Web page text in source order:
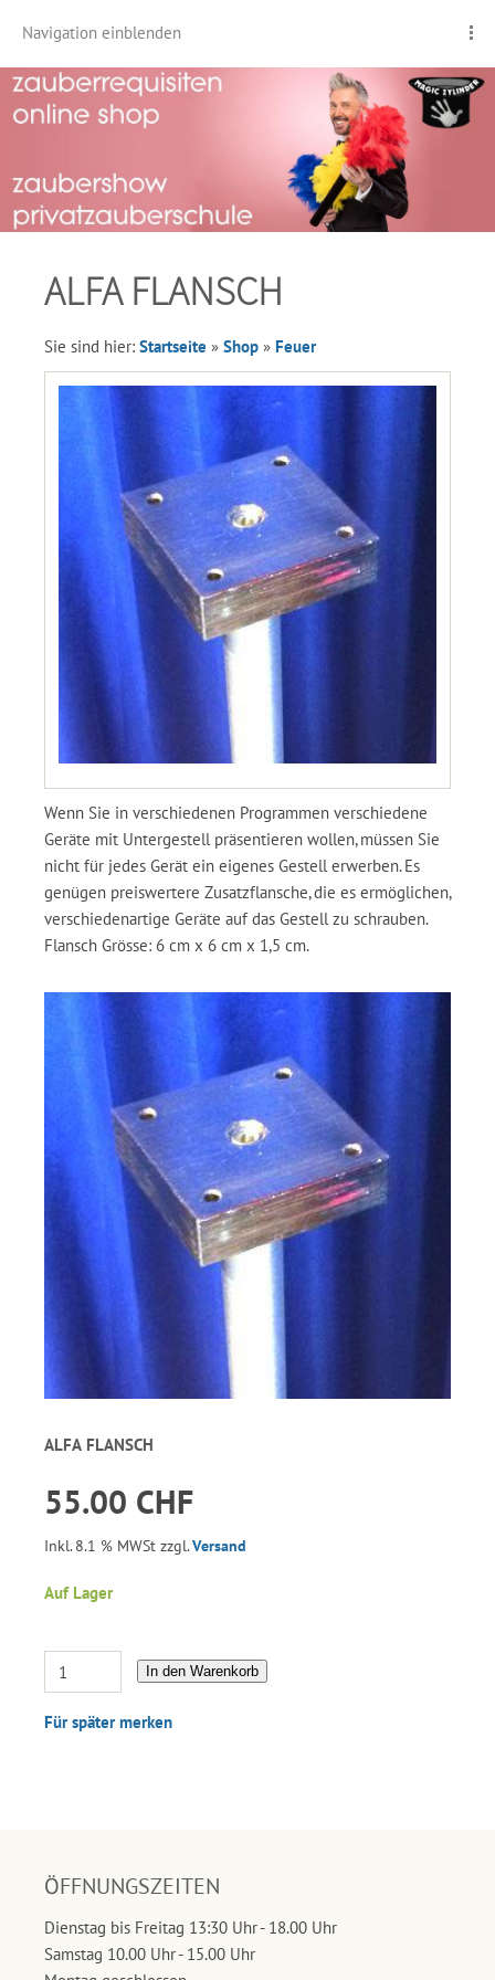
Navigation einblenden
ALFA FLANSCH
Sie sind hier: Startseite » Shop » Feuer
Wenn Sie in verschiedenen Programmen verschiedene
Geräte mit Untergestell präsentieren wollen, müssen Sie
nicht für jedes Gerät ein eigenes Gestell erwerben. Es
genügen preiswertere Zusatzflansche, die es ermöglichen,
verschiedenartige Geräte auf das Gestell zu schrauben.
Flansch Grösse: 6 cm x 6 cm x 1,5 cm.
ALFA FLANSCH
55.00 CHF
Inkl. 8.1 % MWSt zzgl.Versand
Auf Lager
In den Warenkorb
Für später merken
ÖFFNUNGSZEITEN
Dienstag bis Freitag 13:30 Uhr - 18.00 Uhr
Samstag 10.00 Uhr - 15.00 Uhr